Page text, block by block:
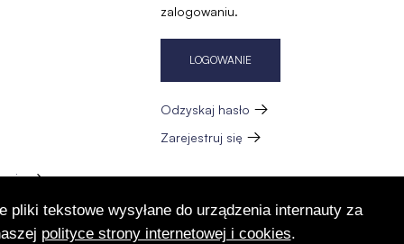
tekstowe wysyłane do urządzenia internauty za
polityce strony internetowej i cookies.
zalogowaniu.
LOGOWANIE
Odzyskaj hasło
Zarejestruj się